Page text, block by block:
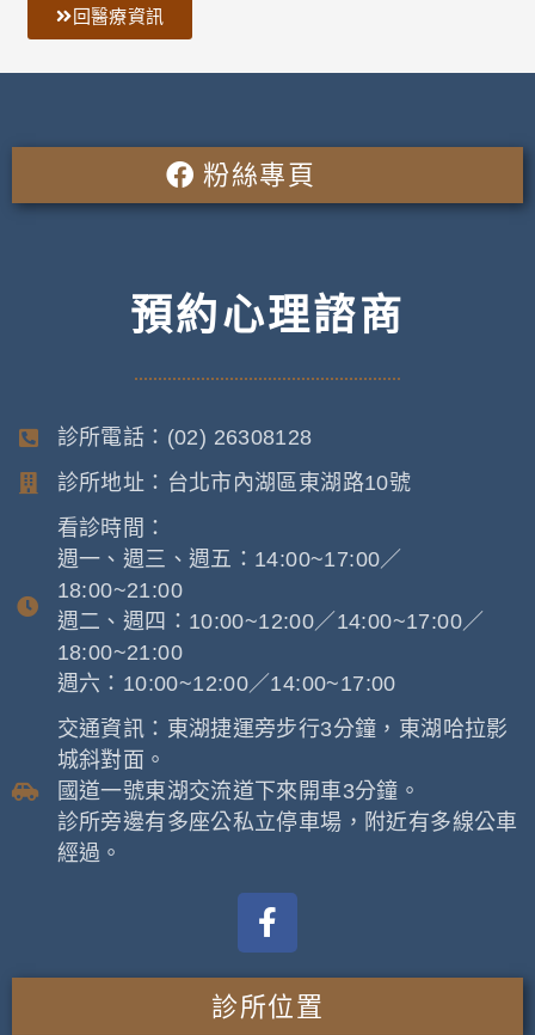
回醫療資訊
粉絲專頁
預約心理諮商
診所電話：(02) 26308128
診所地址：台北市內湖區東湖路10號
看診時間：
週一、週三、週五：14:00~17:00／
18:00~21:00
週二、週四：10:00~12:00／14:00~17:00／
18:00~21:00
週六：10:00~12:00／14:00~17:00
交通資訊：東湖捷運旁步行3分鐘，東湖哈拉影
城斜對面。
國道一號東湖交流道下來開車3分鐘。
診所旁邊有多座公私立停車場，附近有多線公車
經過。
診所位置